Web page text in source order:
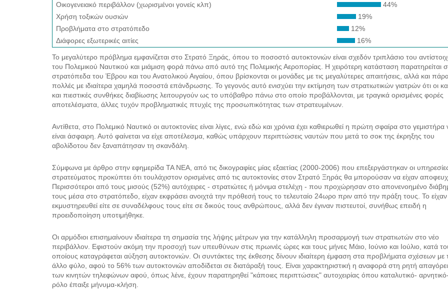
Οικογενειακό περιβάλλον (χωρισμένοι γονείς κλπ)
44%
Χρήση τοξικών ουσιών
19%
Προβλήματα στο στρατόπεδο
12%
Διάφορες εξωτερικές αιτίες
16%
Το μεγαλύτερο πρόβλημα εμφανίζεται στο Στρατό Ξηράς, όπου το ποσοστό αυτοκτονιών είναι σχεδόν τριπλάσιο του
του Πολεμικού Ναυτικού και μιάμιση φορά πάνω από αυτό της Πολεμικής Αεροπορίας. Η χειρότερη κατάσταση παρατηρείται
στρατόπεδα του Έβρου και του Ανατολικού Αιγαίου, όπου βρίσκονται οι μονάδες με τις μεγαλύτερες απαιτήσεις, αλλά και
πολλές με ιδιαίτερα χαμηλά ποσοστά επάνδρωσης. Το γεγονός αυτό ενισχύει την εκτίμηση των στρατιωτικών γιατρών ότι οι
και πιεστικές συνθήκες διαβίωσης λειτουργούν ως το υπόβαθρο πάνω στο οποίο προβάλλονται, με τραγικά ορισμένες φορές
αποτελέσματα, άλλες τυχόν προβληματικές πτυχές της προσωπικότητας των στρατευμένων.
Αντίθετα, στο Πολεμικό Ναυτικό οι αυτοκτονίες είναι λίγες, ενώ εδώ και χρόνια έχει καθιερωθεί η πρώτη σφαίρα στο γεμιστήρα
είναι άσφαιρη. Αυτό φαίνεται να είχε αποτέλεσμα, καθώς υπάρχουν περιπτώσεις ναυτών που μετά το σοκ της έκρηξης του
αβολίδοτου δεν ξαναπάτησαν τη σκανδάλη.
Σύμφωνα με άρθρο στην εφημερίδα ΤΑ ΝΕΑ, από τις δικογραφίες μίας εξαετίας (2000-2006) που επεξεργάστηκαν οι
στρατεύματος προκύπτει ότι τουλάχιστον ορισμένες από τις αυτοκτονίες στον Στρατό Ξηράς θα μπορούσαν να είχαν
Περισσότεροι από τους μισούς (52%) αυτόχειρες - στρατιώτες ή μόνιμα στελέχη - που προχώρησαν στο απονενοημένο
τους μέσα στο στρατόπεδο, είχαν εκφράσει ανοιχτά την πρόθεσή τους το τελευταίο 24ωρο πριν από την πράξη τους. Το είχαν
εκμυστηρευθεί είτε σε συναδέλφους τους είτε σε δικούς τους ανθρώπους, αλλά δεν έγιναν πιστευτοί, συνήθως επειδή η
προειδοποίηση υποτιμήθηκε.
Οι αρμόδιοι επισημαίνουν ιδιαίτερα τη σημασία της λήψης μέτρων για την κατάλληλη προσαρμογή των στρατιωτών στο νέο
περιβάλλον. Εφιστούν ακόμη την προσοχή των υπευθύνων στις πρωινές ώρες και τους μήνες Μάιο, Ιούνιο και Ιούλιο, κατά
οποίους καταγράφεται αύξηση αυτοκτονιών. Οι συντάκτες της έκθεσης δίνουν ιδιαίτερη έμφαση στα προβλήματα σχέσεων με
άλλο φύλο, αφού το 56% των αυτοκτονιών αποδίδεται σε διατάραξή τους. Είναι χαρακτηριστική η αναφορά στη ρητή
των κινητών τηλεφώνων αφού, όπως λένε, έχουν παρατηρηθεί "κάποιες περιπτώσεις" αυτοχειρίας όπου καταλυτικό- αρνητικό-
ρόλο έπαιξε μήνυμα-κλήση.